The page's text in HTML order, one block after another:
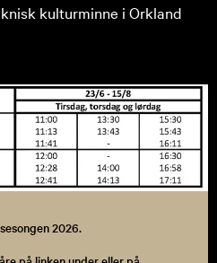
kulturminne i Orkland
2026.